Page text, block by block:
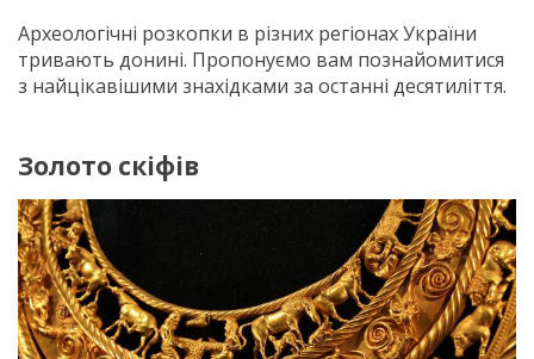
Археологічні розкопки в різних регіонах України
тривають донині. Пропонуємо вам познайомитися
з найцікавішими знахідками за останні десятиліття.
Золото скіфів